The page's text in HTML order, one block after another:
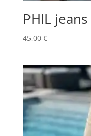
PHIL jeans
45,00 €